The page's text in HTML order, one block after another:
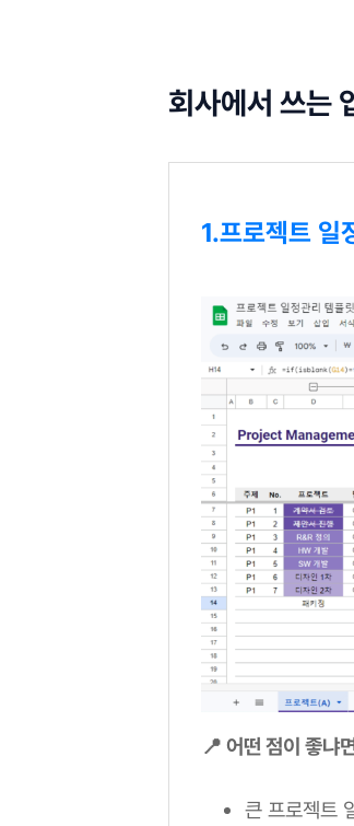
회사에서 쓰는
1.프로젝트 일
📍 어떤 점이 좋냐
큰 프로젝트